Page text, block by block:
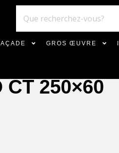
GROS ŒUVRE
CT 250×60